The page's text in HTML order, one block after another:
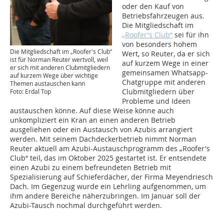
Die Mitgliedschaft im „Roofer's Club“
ist für Norman Reuter wertvoll, weil
er sich mit anderen Clubmitgliedern
auf kurzem Wege über wichtige
Themen austauschen kann
Foto: Erdal Top
oder den Kauf von
Betriebsfahrzeugen aus.
Die Mitgliedschaft im
„Roofer's Club“ sei für ihn
von besonders hohem
Wert, so Reuter, da er sich
auf kurzem Wege in einer
gemeinsamen Whatsapp-
Chatgruppe mit anderen
Clubmitgliedern über
Probleme und Ideen
austauschen könne. Auf diese Weise könne auch
unkompliziert ein Kran an einen anderen Betrieb
ausgeliehen oder ein Austausch von Azubis arrangiert
werden. Mit seinem Dachdeckerbetrieb nimmt Norman
Reuter aktuell am Azubi-Austauschprogramm des „Roofer's
Club“ teil, das im Oktober 2025 gestartet ist. Er entsendete
einen Azubi zu einem befreundeten Betrieb mit
Spezialisierung auf Schieferdächer, der Firma Meyendriesch
Dach. Im Gegenzug wurde ein Lehrling aufgenommen, um
ihm andere Bereiche näherzubringen. Im Januar soll der
Azubi-Tausch nochmal durchgeführt werden.